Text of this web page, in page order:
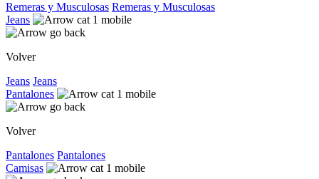
Remeras y Musculosas Remeras y Musculosas
Jeans
Volver
Jeans Jeans
Pantalones
Volver
Pantalones Pantalones
Camisas